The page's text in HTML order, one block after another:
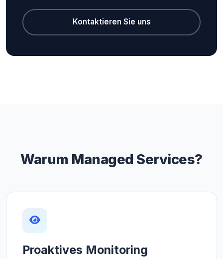
Kontaktieren Sie uns
Warum Managed Services?
Proaktives Monitoring